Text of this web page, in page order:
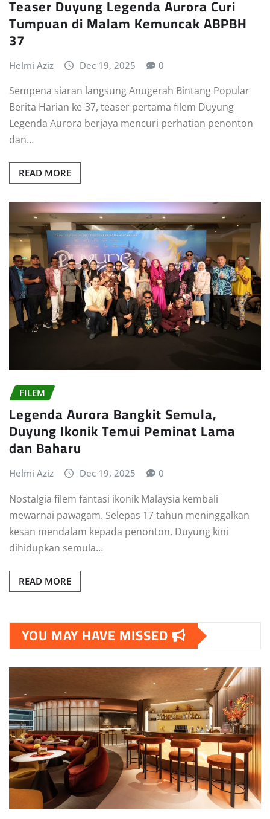
Teaser Duyung Legenda Aurora Curi
Tumpuan di Malam Kemuncak ABPBH
37
Helmi Aziz Dec 19, 2025 0
Sempena siaran langsung Anugerah Bintang Popular
Berita Harian ke-37, teaser pertama filem Duyung
Legenda Aurora berjaya mencuri perhatian penonton
dan…
READ MORE
FILEM
Legenda Aurora Bangkit Semula,
Duyung Ikonik Temui Peminat Lama
dan Baharu
Helmi Aziz Dec 19, 2025 0
Nostalgia filem fantasi ikonik Malaysia kembali
mewarnai pawagam. Selepas 17 tahun meninggalkan
kesan mendalam kepada penonton, Duyung kini
dihidupkan semula…
READ MORE
YOU MAY HAVE MISSED